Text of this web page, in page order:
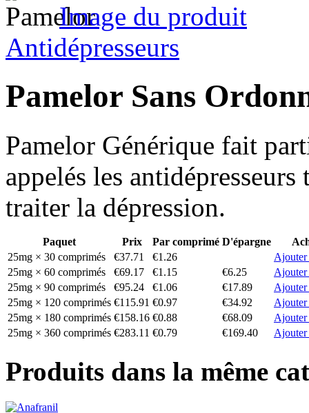
Image du produit
Antidépresseurs
Pamelor Sans
Pamelor Générique fait
appelés les
traiter la dépression.
Paquet Prix Par comprimé D'épargne
25mg × 30 comprimés
€37.71 €1.26
Ajouter
25mg × 60 comprimés
€69.17 €1.15 €6.25
Ajouter
25mg × 90 comprimés
€95.24 €1.06 €17.89
Ajouter
25mg × 120 comprimés €115.91 €0.97 €34.92
Ajouter
25mg × 180 comprimés €158.16 €0.88 €68.09
Ajouter
25mg × 360 comprimés €283.11 €0.79 €169.40 Ajouter
Produits dans la même